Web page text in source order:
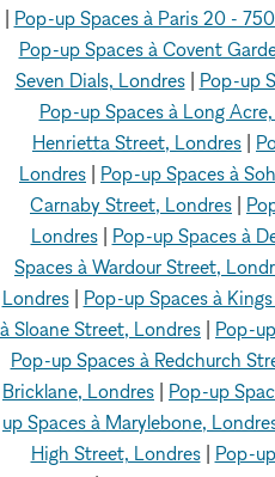
Pop-up Spaces à Paris 20 -
Pop-up Spaces à Covent
Seven Dials, Londres| Pop-up
Pop-up Spaces à Long
Henrietta Street, Londres
Londres
Pop-up Spaces à
Carnaby Street, Londres
Londres| Pop-up Spaces à
Spaces à Wardour Street,
Londres| Pop-up Spaces à
à Sloane Street, Londres
Pop-
Pop-up Spaces à Redchurch
Bricklane, Londres
Pop-up
up Spaces à Marylebone,
High Street, Londres| Pop-